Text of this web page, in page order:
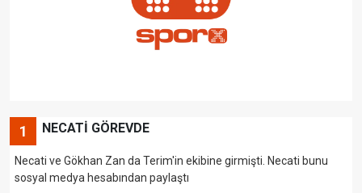
1 NECATİ GÖREVDE
Necati ve Gökhan Zan da Terim'in ekibine girmişti. Necati bunu
sosyal medya hesabından paylaştı